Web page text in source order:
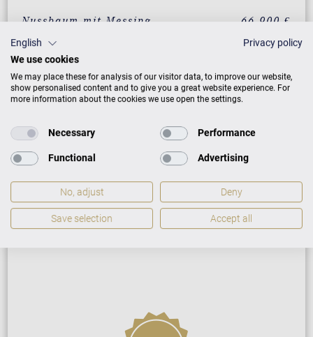
Nussbaum mit Messing 66.900 €
Mahagoni mit Messing 66.900 €
Eiche mit Messing 66.900 €
Klassik Weiß mit Messing 78.190 €
ACADEMY ACADEMY A 190
PREISLISTE HERUNTERLADEN
English
Privacy policy
We use cookies
We may place these for analysis of our visitor data, to improve our website,
show personalised content and to give you a great website experience. For
more information about the cookies we use open the settings.
Necessary Performance
Functional Advertising
No, adjust Deny
Save selection Accept all